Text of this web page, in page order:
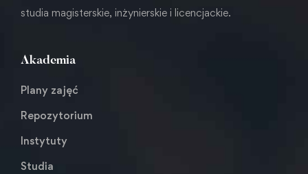
studia magisterskie, inżynierskie i licencjackie.
Akademia
Plany zajęć
Repozytorium
Instytuty
Studia